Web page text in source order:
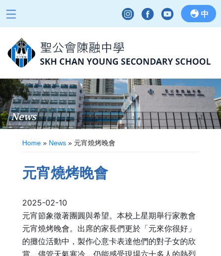
中
News
Home » News » 元宵燒烤晚會
元宵燒烤晚會
2025-02-10
元宵節象徵著團圓與希望。本校上星期舉行家教會
元宵燒烤晚會。出席的家長們更於「元來你很好」
的攤位活動中，製作心意卡表達他們的對子女的欣
賞。儘管天氣寒冷，仍能感受現場六十多人的熱烈